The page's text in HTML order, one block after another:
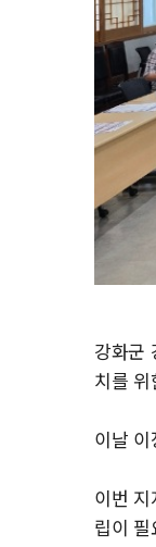
강화군
치를
이날
이번
립이